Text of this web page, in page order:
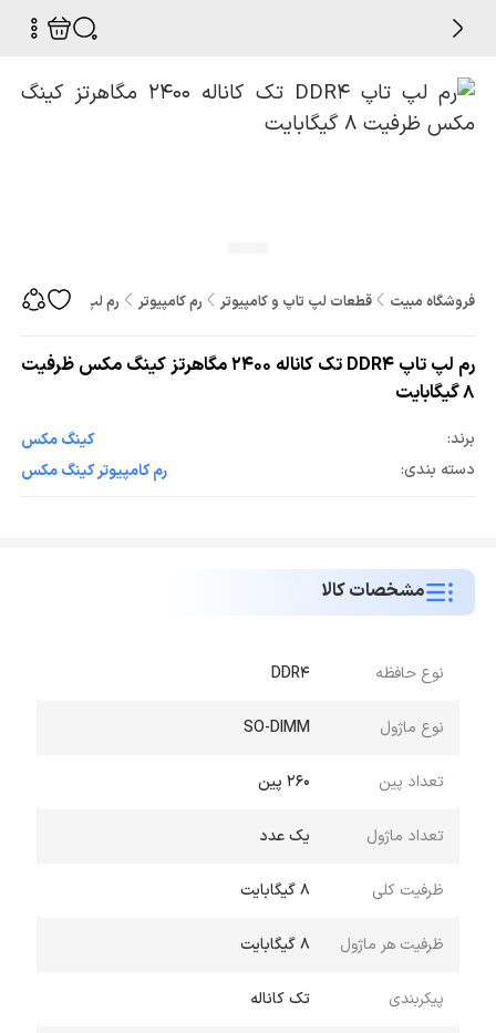
فروشگاه مبیت قطعات لپ تاپ و کامپیوتر رم کامپیوتر رم لپ تاپ DDR4 تک کاناله 2400 مگاهرتز کینگ مکس ظرفیت 8 گیگابایت
رم لپ تاپ DDR4 تک کاناله 2400 مگاهرتز کینگ مکس ظرفیت
8 گیگابایت
برند:
کینگ مکس
دسته بندی:
رم کامپیوتر کینگ مکس
مشخصات کالا
نوع حافظه DDR4
نوع ماژول SO-DIMM
تعداد پین 260 پین
تعداد ماژول یک عدد
ظرفیت کلی 8 گیگابایت
ظرفیت هر ماژول 8 گیگابایت
پیکربندی تک کاناله